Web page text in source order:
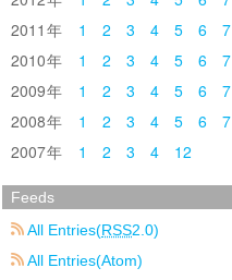
2011
1 2 3 4 5 6 7
2010
1 2 3 4 5 6 7
2009
1 2 3 4 5 6 7
2008
1 2 3 4 5 6 7
2007
1 2 3 4 12
Feeds
All Entries(RSS2.0)
All Entries(Atom)